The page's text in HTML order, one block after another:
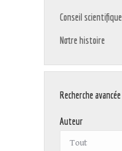
Conseil scientifique
Notre histoire
Recherche avancée
Auteur